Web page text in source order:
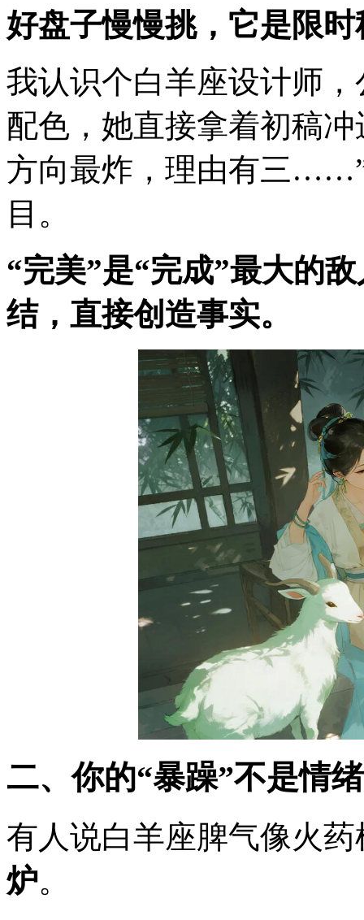
好盘子慢慢挑，它是限时
我认识个白羊座设计师
配色，她直接拿着初稿
方向最炸，理由有三
目。
“完美”是“完成”最大的
结，直接创造事实。
二、你的“暴躁”不是情
有人说白羊座脾气像火
炉。